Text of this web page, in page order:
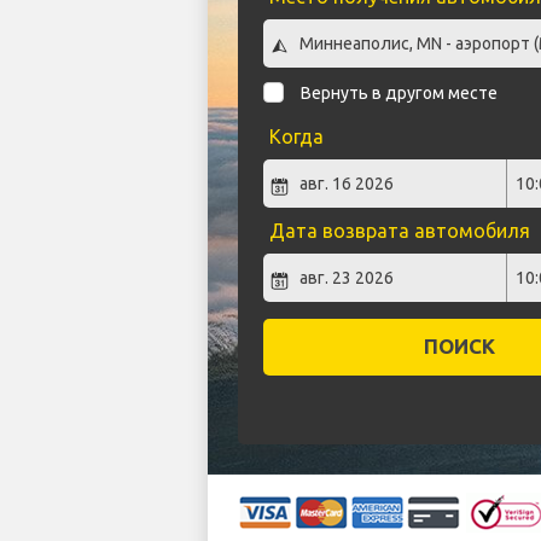
Вернуть в другом месте
Когда
Дата возврата автомобиля
ПОИСК